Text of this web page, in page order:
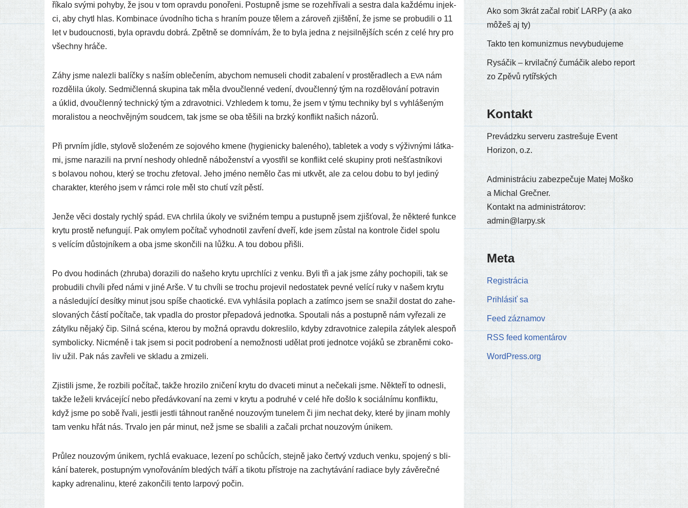
říka­lo svý­mi pohy­by, že jsou v tom oprav­du pono­ře­ni. Postupně jsme se roze­hří­va­li a ses­tra dala kaž­dé­mu injek­
ci, aby chytl hlas. Kombinace úvod­ní­ho ticha s hra­ním pou­ze tělem a záro­veň zjiš­tění, že jsme se pro­bu­di­li o 11
let v budouc­nos­ti, byla oprav­du dob­rá. Zpětně se dom­ní­vám, že to byla jed­na z nej­sil­něj­ších scén z celé hry pro
všech­ny hráče.
Záhy jsme nalez­li balíč­ky s naším oble­če­ním, aby­chom nemu­se­li cho­dit zaba­le­ní v pros­těrad­lech a EVA nám
roz­děli­la úko­ly. Sedmičlenná sku­pi­na tak měla dvou­člen­né vede­ní, dvou­člen­ný tým na roz­dělo­vá­ní potra­vin
a úklid, dvou­člen­ný tech­nic­ký tým a zdra­vot­ni­ci. Vzhledem k tomu, že jsem v týmu tech­ni­ky byl s vyhlá­še­ným
mora­lis­tou a neoch­věj­ným soud­cem, tak jsme se oba těši­li na brz­ký kon­flikt našich názorů.
Při prv­ním jíd­le, sty­lo­vě slo­že­ném ze sojo­vé­ho kme­ne (hygie­nic­ky bale­né­ho), tab­le­tek a vody s výživ­ný­mi lát­ka­
mi, jsme nara­zi­li na prv­ní nesho­dy ohled­ně nábo­žen­ství a vyos­třil se kon­flikt celé sku­pi­ny pro­ti nešťast­ní­ko­vi
s bola­vou nohou, kte­rý se tro­chu zfe­to­val. Jeho jmé­no nemělo čas mi utk­vět, ale za celou dobu to byl jedi­ný
cha­rak­ter, kte­ré­ho jsem v rám­ci role měl sto chu­tí vzít pěstí.
Jenže věci dosta­ly rych­lý spád. EVA chr­li­la úko­ly ve sviž­ném tem­pu a pustup­ně jsem zjiš­ťo­val, že něk­te­ré fun­kce
kry­tu pros­tě nefun­gu­jí. Pak omy­lem počí­tač vyhod­no­til zavře­ní dve­ří, kde jsem zůs­tal na kon­tro­le čidel spo­lu
s velí­cím důs­toj­ní­kem a oba jsme skon­či­li na lůž­ku. A tou dobou přišli.
Po dvou hodi­nách (zhru­ba) dora­zi­li do naše­ho kry­tu uprch­lí­ci z ven­ku. Byli tři a jak jsme záhy pocho­pi­li, tak se
pro­bu­di­li chví­li před námi v jiné Arše. V tu chví­li se tro­chu pro­je­vil nedos­ta­tek pev­né velí­cí ruky v našem kry­tu
a násle­du­jí­cí desít­ky minut jsou spí­še cha­otic­ké. EVA vyhlá­si­la pop­lach a zatím­co jsem se sna­žil dostat do zahe­
slo­va­ných čás­tí počí­ta­če, tak vpad­la do pros­tor pře­pa­do­vá jed­not­ka. Spoutali nás a postup­ně nám vyře­za­li ze
zátyl­ku něja­ký čip. Silná scé­na, kte­rou by mož­ná oprav­du dokres­li­lo, kdy­by zdra­vot­ni­ce zale­pi­la záty­lek ales­poň
sym­bo­lic­ky. Nicméně i tak jsem si pocit pod­ro­be­ní a nemož­nos­ti udělat pro­ti jed­not­ce vojá­ků se zbra­němi coko­
liv užil. Pak nás zavře­li ve skla­du a zmizeli.
Zjistili jsme, že roz­bi­li počí­tač, tak­že hro­zi­lo zni­če­ní kry­tu do dva­ce­ti minut a neče­ka­li jsme. Někteří to odnes­li,
tak­že leže­li krvá­ce­jí­cí nebo pře­dáv­ko­va­ní na zemi v kry­tu a pod­ru­hé v celé hře doš­lo k sociál­ní­mu kon­flik­tu,
když jsme po sobě řva­li, jest­li jest­li táh­nout raněné nou­zo­vým tune­lem či jim nechat deky, kte­ré by jinam moh­ly
tam ven­ku hřát nás. Trvalo jen pár minut, než jsme se sba­li­li a zača­li prchat nou­zo­vým únikem.
Průlez nou­zo­vým úni­kem, rych­lá eva­ku­ace, leze­ní po schůcích, stej­ně jako čer­tvý vzduch ven­ku, spo­je­ný s bli­
ká­ní bate­rek, postup­ným vyno­řo­vá­ním ble­dých tvá­ří a tiko­tu přís­tro­je na zachy­tá­vá­ní radia­ce byly závěreč­né
kap­ky adre­na­li­nu, kte­ré zakon­či­li ten­to lar­po­vý počin.
Ako som 3krát začal robiť LARPy (a ako
môžeš aj ty)
Takto ten komunizmus nevybudujeme
Rysáčik – krvilačný čumáčik alebo report
zo Zpěvů rytířských
Kontakt
Prevádzku ser­ve­ru zastre­šu­je Event
Horizon, o.z.
Administráciu zabez­pe­ču­je Matej Moško
a Michal Grečner.
Kontakt na admi­nis­trá­to­rov:
admin@larpy.sk
Meta
Registrácia
Prihlásiť sa
Feed záznamov
RSS feed komentárov
WordPress.org